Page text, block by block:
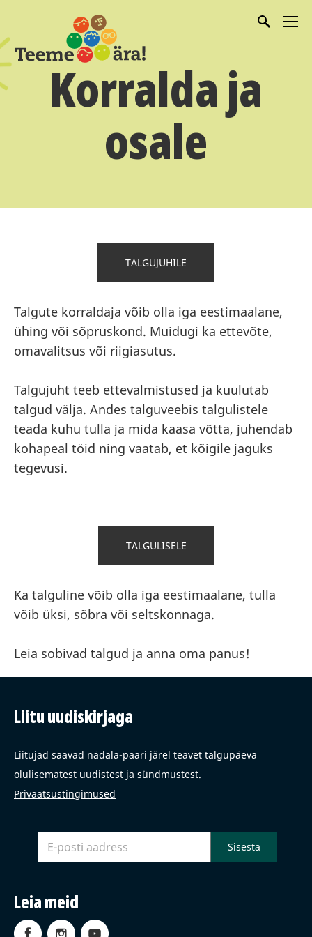
Korralda ja
osale
TALGUJUHILE
Talgute korraldaja võib olla iga eestimaalane,
ühing või sõpruskond. Muidugi ka ettevõte,
omavalitsus või riigiasutus.
Talgujuht teeb ettevalmistused ja kuulutab
talgud välja. Andes talguveebis talgulistele
teada kuhu tulla ja mida kaasa võtta, juhendab
kohapeal töid ning vaatab, et kõigile jaguks
tegevusi.
TALGULISELE
Ka talguline võib olla iga eestimaalane, tulla
võib üksi, sõbra või seltskonnaga.
Leia sobivad talgud ja anna oma panus!
Liitu uudiskirjaga
Liitujad saavad nädala-paari järel teavet talgupäeva
olulisematest uudistest ja sündmustest.
Privaatsustingimused
Leia meid